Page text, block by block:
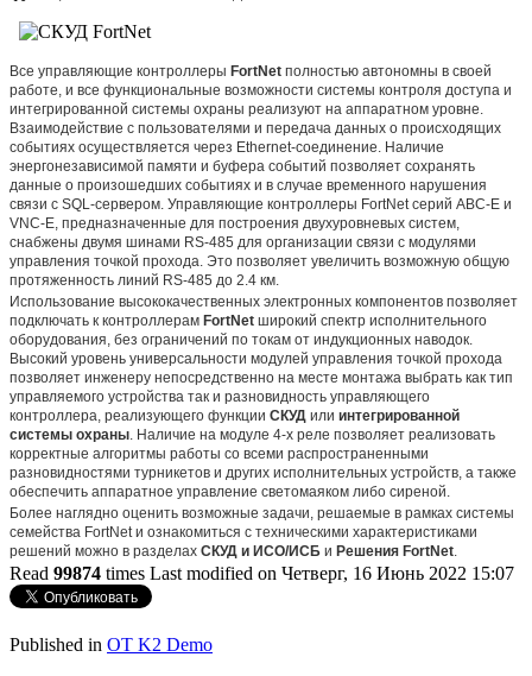
Все управляющие контроллеры FortNet полностью автономны в своей
работе, и все функциональные возможности системы контроля доступа и
интегрированной системы охраны реализуют на аппаратном уровне.
Взаимодействие с пользователями и передача данных о происходящих
событиях осуществляется через Ethernet-соединение. Наличие
энергонезависимой памяти и буфера событий позволяет сохранять
данные о произошедших событиях и в случае временного нарушения
связи с SQL-сервером. Управляющие контроллеры FortNet серий ABC-E и
VNC-E, предназначенные для построения двухуровневых систем,
снабжены двумя шинами RS-485 для организации связи с модулями
управления точкой прохода. Это позволяет увеличить возможную общую
протяженность линий RS-485 до 2.4 км.
Использование высококачественных электронных компонентов позволяет
подключать к контроллерам FortNet широкий спектр исполнительного
оборудования, без ограничений по токам от индукционных наводок.
Высокий уровень универсальности модулей управления точкой прохода
позволяет инженеру непосредственно на месте монтажа выбрать как тип
управляемого устройства так и разновидность управляющего
контроллера, реализующего функции СКУД или интегрированной
системы охраны. Наличие на модуле 4-х реле позволяет реализовать
корректные алгоритмы работы со всеми распространенными
разновидностями турникетов и других исполнительных устройств, а также
обеспечить аппаратное управление светомаяком либо сиреной.
Более наглядно оценить возможные задачи, решаемые в рамках системы
семейства FortNet и ознакомиться с техническими характеристиками
решений можно в разделах СКУД и ИСО/ИСБ и Решения FortNet.
Read 99874 times Last modified on Четверг, 16 Июнь 2022 15:07
http://evruka.com.ua/
Published in OT K2 Demo